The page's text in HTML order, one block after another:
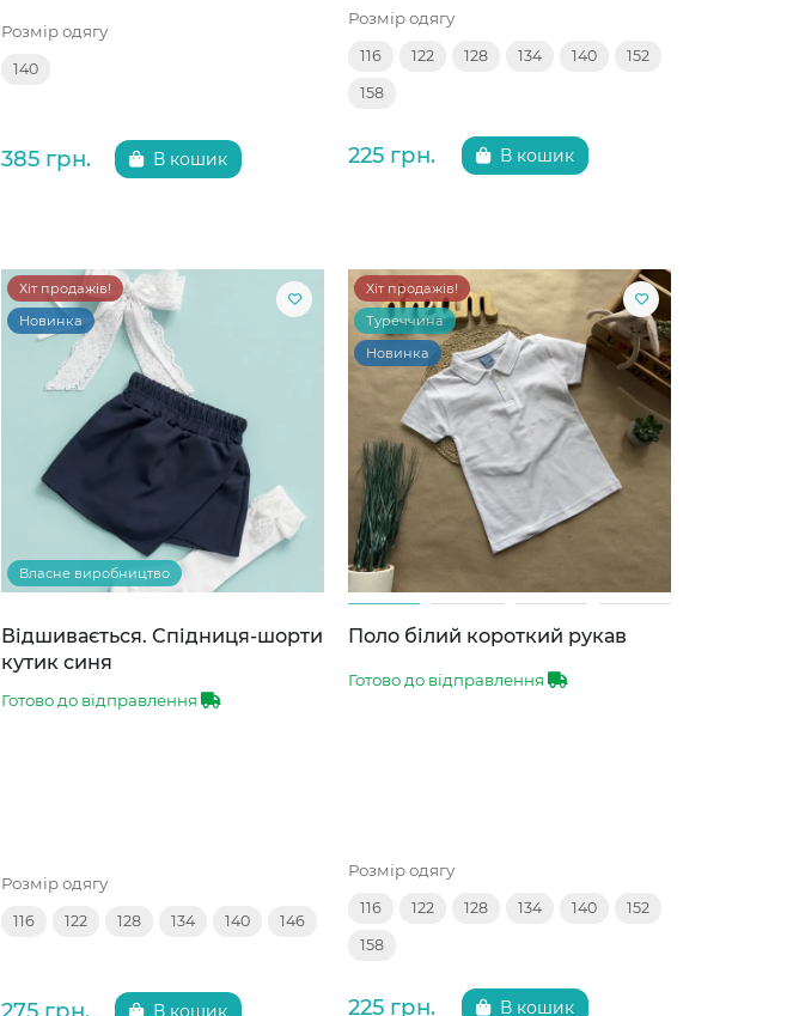
Розмір одягу
140
385 грн. В кошик
Розмір одягу
116 122 128 134 140 152
158
225 грн. В кошик
Хіт продажів!
Новинка
Власне виробництво
Відшивається. Спідниця-шорти
кутик синя
Готово до відправлення
Розмір одягу
116 122 128 134 140 146
275 грн. В кошик
Хіт продажів!
Туреччина
Новинка
Поло білий короткий рукав
Готово до відправлення
Розмір одягу
116 122 128 134 140 152
158
225 грн. В кошик